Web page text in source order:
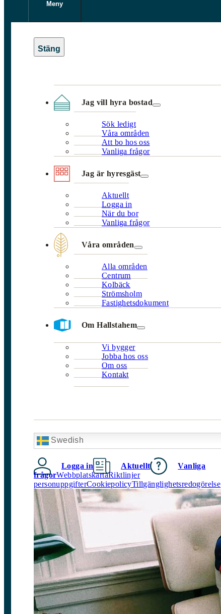
Meny
Jag vill hyra bostad
Sök ledigt
Våra områden
Att bo hos oss
Vanliga frågor
Jag är hyresgäst
Aktuellt
Logga in
När du bor
Vanliga frågor
Våra områden
Alla områden
Centrum
Kolbäck
Strömsholm
Fastighetsdokument
Om Hallstahem
Vi bygger
Jobba hos oss
Om oss
Kontakt
Swedish
Logga in Aktuellt
Vanliga
frågorWebbplatskartaRiktlinjer
personuppgifterCookiepolicyTillgänglighetsredogörelse